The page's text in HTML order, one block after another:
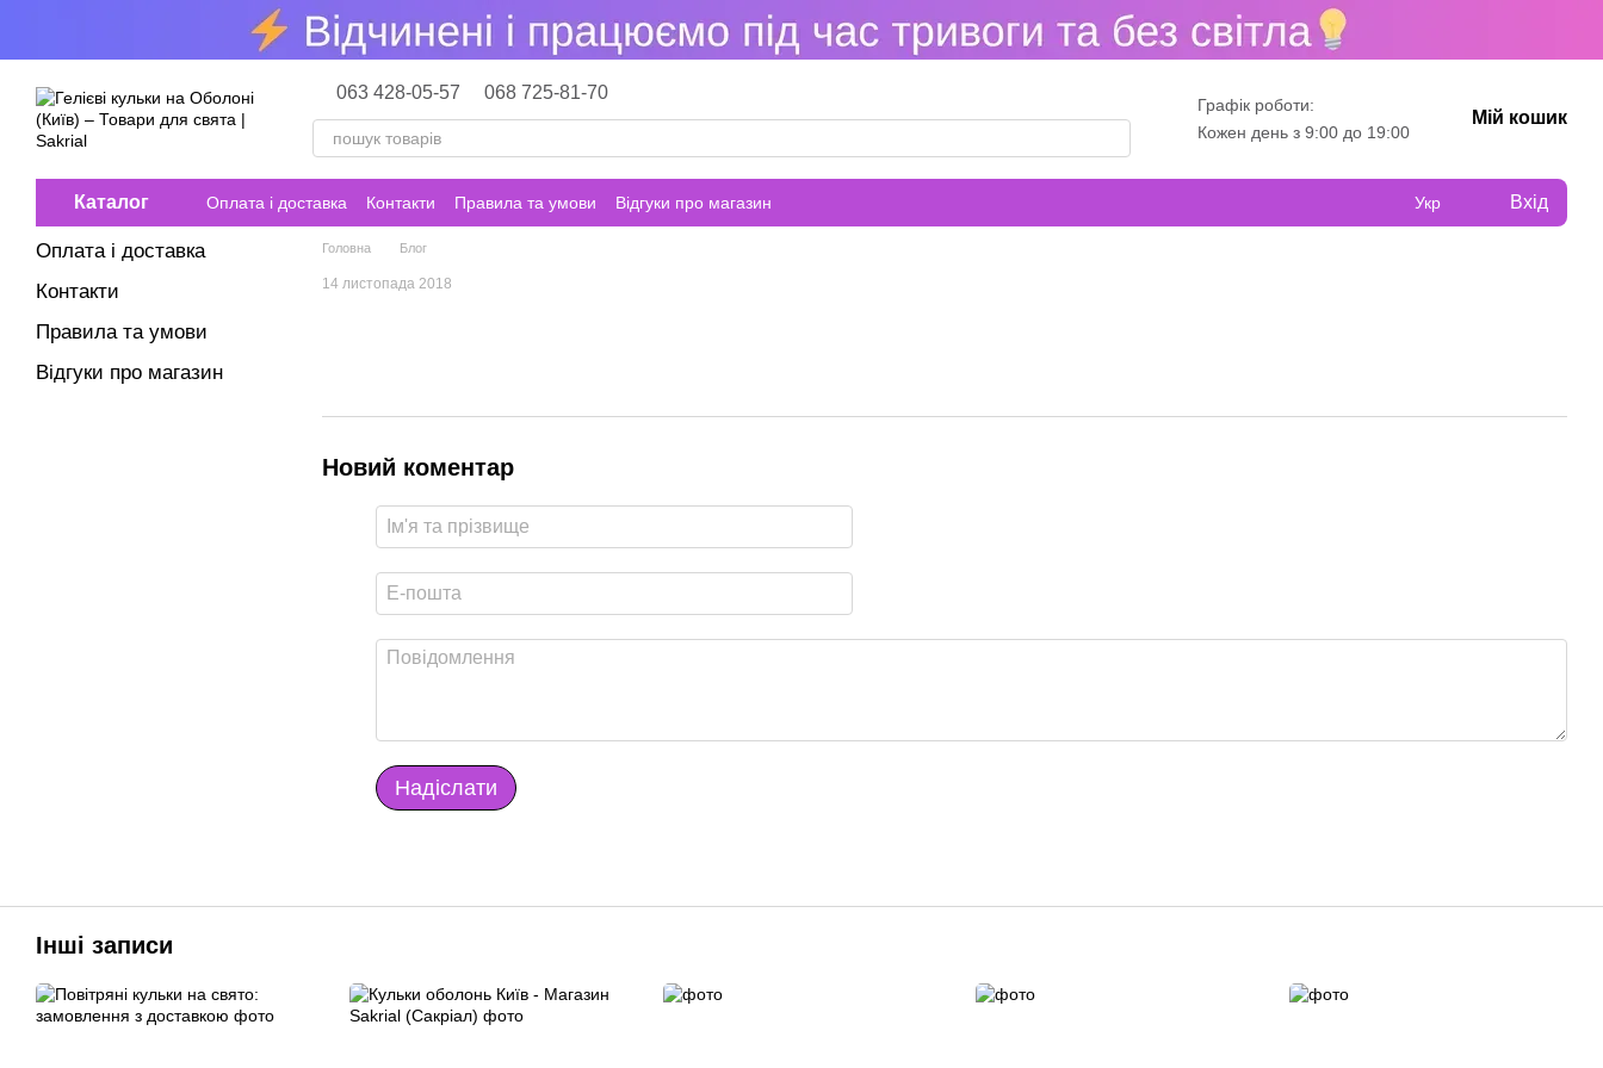
Перейти до основного контенту
063 428-05-57 068 725-81-70
Графік роботи:
Кожен день з 9:00 до 19:00
Мій кошик
Каталог Оплата і доставка Контакти Правила та умови Відгуки про магазин Укр Вхід
Головна Блог
14 листопада 2018
Новий коментар
Надіслати
Оплата і доставка
Контакти
Правила та умови
Відгуки про магазин
Інші записи